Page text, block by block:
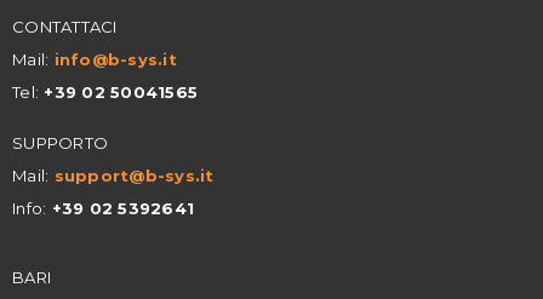
CONTATTACI
Mail: info@b-sys.it
Tel: +39 02 50041565
SUPPORTO
Mail: support@b-sys.it
Info: +39 02 5392641
BARI